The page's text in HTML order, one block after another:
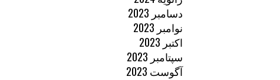
دسامبر 2023
نوامبر 2023
اکتبر 2023
سپتامبر 2023
آگوست 2023